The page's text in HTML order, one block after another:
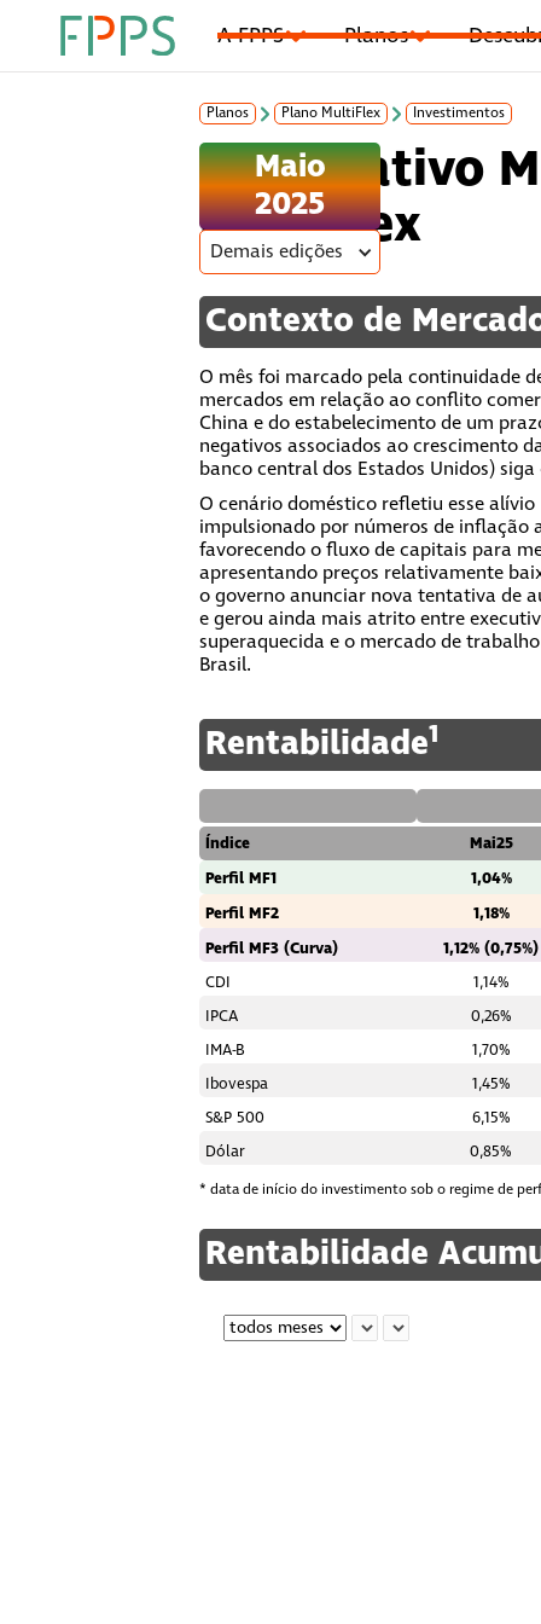
A FPPS Planos
Planos Plano MultiFlex Investimentos
Informativo
MultiFlex
Maio
2025
Demais edições
Contexto de
O mês foi marcado pela continuidade
mercados em relação ao conflito
China e do estabelecimento de um
negativos associados ao crescimento
banco central dos Estados Unidos)
O cenário doméstico refletiu esse
impulsionado por números de inflação
favorecendo o fluxo de capitais para
apresentando preços relativamente
o governo anunciar nova tentativa de
e gerou ainda mais atrito entre
superaquecida e o mercado de
Brasil.
Rentabilidade1
Índice
Perfil MF1
Perfil MF2
Perfil MF3 (Curva)
CDI
IPCA
IMA-B
Ibovespa
S&P 500
Dólar
Mai25
1,04%
1,18%
1,12% (0,75%)
1,14%
0,26%
1,70%
1,45%
6,15%
0,85%
* data de início do investimento sob o regime de
Rentabilidade
Chart